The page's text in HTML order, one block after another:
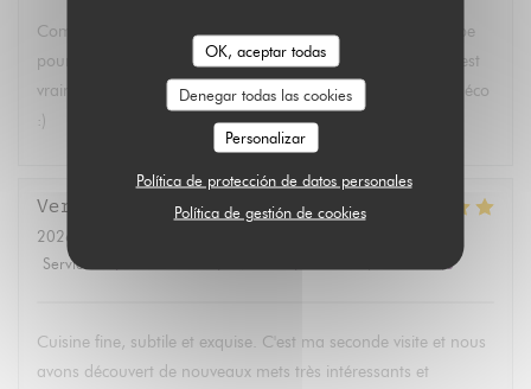
OK, aceptar todas
Denegar todas las cookies
Personalizar
Política de protección de datos personales
Política de gestión de cookies
Comme d’habitude un délice. Merci Virginia et toute l’équipe
pour la finesse de la cuisine et la gentillesse de l’accueil. C’est
vraiment une pépite ! Et encore bravo pour la magnifique déco
:)
Veronique
2026-07-11
Servicio
/5
Cuisine fine, subtile et exquise. C'est ma seconde visite et nous
avons découvert de nouveaux mets très intéressants et